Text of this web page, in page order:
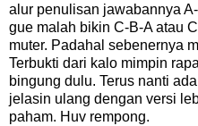
alur penulisan jawabannya
gue malah bikin C-B-A atau
muter. Padahal sebenernya
Terbukti dari kalo mimpin
bingung dulu. Terus nanti
jelasin ulang dengan versi
paham. Huv rempong.